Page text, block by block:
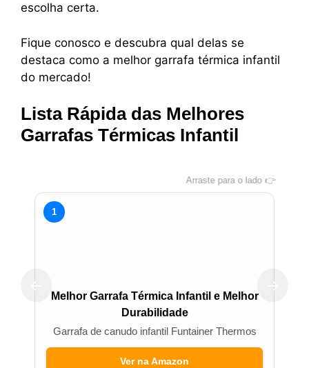
escolha certa.
Fique conosco e descubra qual delas se
destaca como a melhor garrafa térmica infantil
do mercado!
Lista Rápida das Melhores
Garrafas Térmicas Infantil
Arraste para o lado 👉
← →
1
Melhor Garrafa Térmica Infantil e Melhor
Durabilidade
Garrafa de canudo infantil Funtainer Thermos
Ver na Amazon